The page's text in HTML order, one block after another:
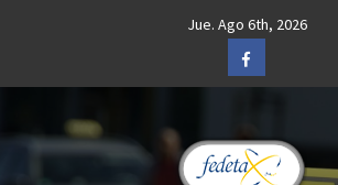
Jue. Ago 6th, 2026
Facebook